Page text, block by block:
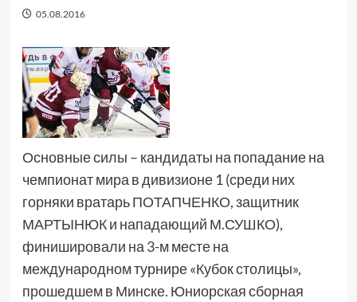
05.08.2016
Основные силы – кандидаты на попадание на
чемпионат мира в дивизионе 1 (среди них
горняки вратарь ПОТАПЧЕНКО, защитник
МАРТЫНЮК и нападающий М.СУШКО),
финишировали на 3-м месте на
международном турнире «Кубок столицы»,
прошедшем в Минске. Юниорская сборная